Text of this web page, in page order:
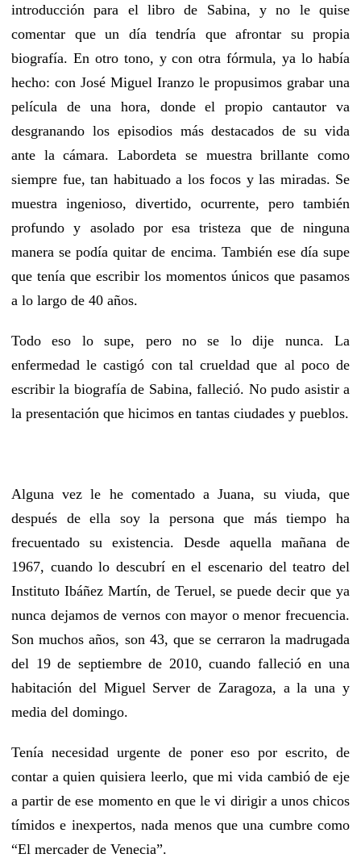
introducción para el libro de Sabina, y no le quise
comentar que un día tendría que afrontar su propia
biografía. En otro tono, y con otra fórmula, ya lo había
hecho: con José Miguel Iranzo le propusimos grabar una
película de una hora, donde el propio cantautor va
desgranando los episodios más destacados de su vida
ante la cámara. Labordeta se muestra brillante como
siempre fue, tan habituado a los focos y las miradas. Se
muestra ingenioso, divertido, ocurrente, pero también
profundo y asolado por esa tristeza que de ninguna
manera se podía quitar de encima. También ese día supe
que tenía que escribir los momentos únicos que pasamos
a lo largo de 40 años.
Todo eso lo supe, pero no se lo dije nunca. La
enfermedad le castigó con tal crueldad que al poco de
escribir la biografía de Sabina, falleció. No pudo asistir a
la presentación que hicimos en tantas ciudades y pueblos.
Alguna vez le he comentado a Juana, su viuda, que
después de ella soy la persona que más tiempo ha
frecuentado su existencia. Desde aquella mañana de
1967, cuando lo descubrí en el escenario del teatro del
Instituto Ibáñez Martín, de Teruel, se puede decir que ya
nunca dejamos de vernos con mayor o menor frecuencia.
Son muchos años, son 43, que se cerraron la madrugada
del 19 de septiembre de 2010, cuando falleció en una
habitación del Miguel Server de Zaragoza, a la una y
media del domingo.
Tenía necesidad urgente de poner eso por escrito, de
contar a quien quisiera leerlo, que mi vida cambió de eje
a partir de ese momento en que le vi dirigir a unos chicos
tímidos e inexpertos, nada menos que una cumbre como
“El mercader de Venecia”.